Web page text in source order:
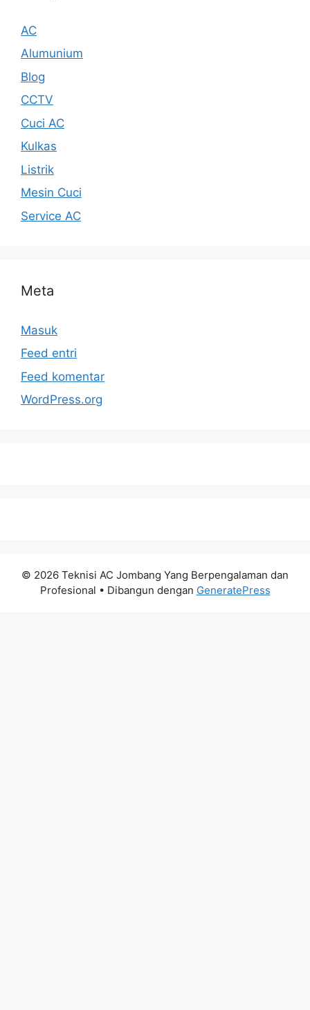
AC
Alumunium
Blog
CCTV
Cuci AC
Kulkas
Listrik
Mesin Cuci
Service AC
Meta
Masuk
Feed entri
Feed komentar
WordPress.org
© 2026 Teknisi AC Jombang Yang Berpengalaman dan
Profesional • Dibangun dengan GeneratePress